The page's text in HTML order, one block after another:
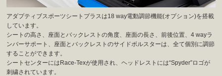
アダプティブスポーツシートプラスは18 way電動調節機能(オプション)を搭載
しています。
シートの高さ、座面とバックレストの角度、座面の長さ、前後位置、4 wayラ
ンバーサポート、座面とバックレストのサイドボルスターは、全て個別に調節
することができます。
シートセンターにはRace-Texが使用され、ヘッドレストには“Spyder”ロゴが
刺繍されています。